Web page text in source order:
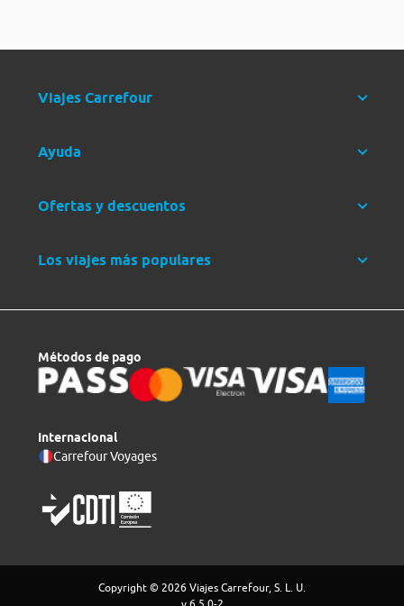
Viajes Carrefour
Ayuda
Ofertas y descuentos
Los viajes más populares
Métodos de pago
Internacional
Carrefour Voyages
Copyright © 2026 Viajes Carrefour, S. L. U.